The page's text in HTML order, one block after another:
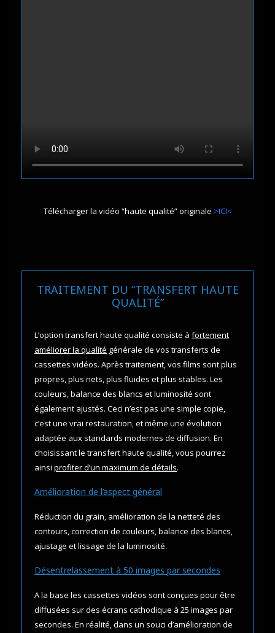
Télécharger la vidéo “haute qualité” originale >ICI<
TRAITEMENT DU “TRANSFERT HAUTE
QUALITÉ”
L’option transfert haute qualité consiste à fortement
améliorer la qualité générale de vos transferts de
cassettes vidéos. Après traitement, vos films sont plus
propres, plus nets, plus fluides et plus stables. Les
couleurs, balance des blancs et luminosité sont
également ajustés. Ceci n’est pas une simple copie,
c’est une vrai restauration, et même une évolution
adaptée aux standards modernes de diffusion. En
choisissant le transfert haute qualité, vous pourrez
ainsi profiter d’un maximum de détails.
Amélioration de l’aspect général
Réduction du grain, amélioration de la netteté des
contours, correction de couleurs, balance des blancs,
ajustage et lissage de la luminosité.
Désentrelassement à 50 images par secondes
A la base les cassettes vidéos sont conçues pour être
diffusées sur des écrans cathodique à 25 images par
secondes. En réalité, dans un souci d’amélioration de